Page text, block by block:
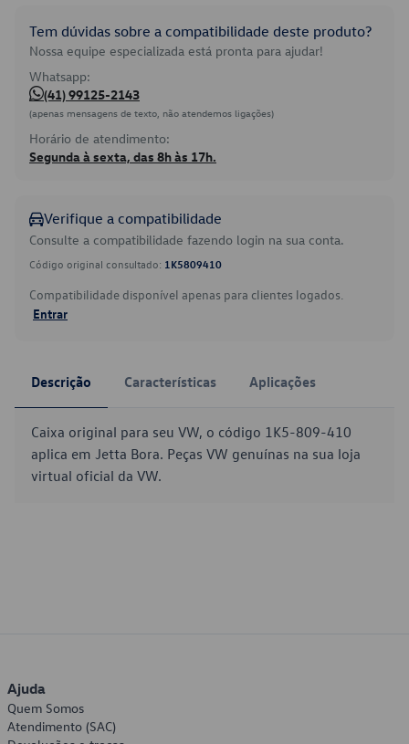
Tem dúvidas sobre a compatibilidade deste produto?
Nossa equipe especializada está pronta para ajudar!
Whatsapp:
(41) 99125-2143
(apenas mensagens de texto, não atendemos ligações)
Horário de atendimento:
Segunda à sexta, das 8h às 17h.
Verifique a compatibilidade
Consulte a compatibilidade fazendo login na sua conta.
Código original consultado: 1K5809410
Compatibilidade disponível apenas para clientes logados.
Entrar
Descrição Características Aplicações
Caixa original para seu VW, o código 1K5-809-410
aplica em Jetta Bora. Peças VW genuínas na sua loja
virtual oficial da VW.
Ajuda
Quem Somos
Atendimento (SAC)